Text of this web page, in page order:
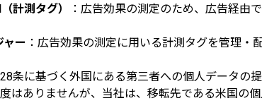
計測タグ）
：広告効果の測定のため、広告経由
ー ：広告効果の測定に用いる計測タグを管理
条に基づく外国にある第三者への個人データの
はありませんが、当社は、移転先である米国の